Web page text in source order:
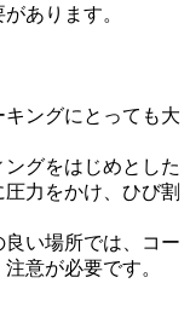
あります。
ングにとっても大
グをはじめとした
力をかけ、ひび割
い場所では、コー
意が必要です。